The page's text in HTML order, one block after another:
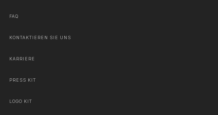
FAQ
KONTAKTIEREN SIE UNS
KARRIERE
PRESS KIT
LOGO KIT